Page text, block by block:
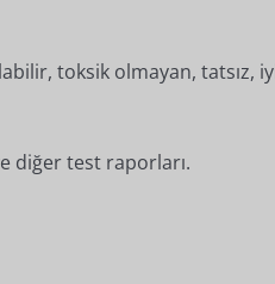
toksik olmayan,
diğer test raporları.